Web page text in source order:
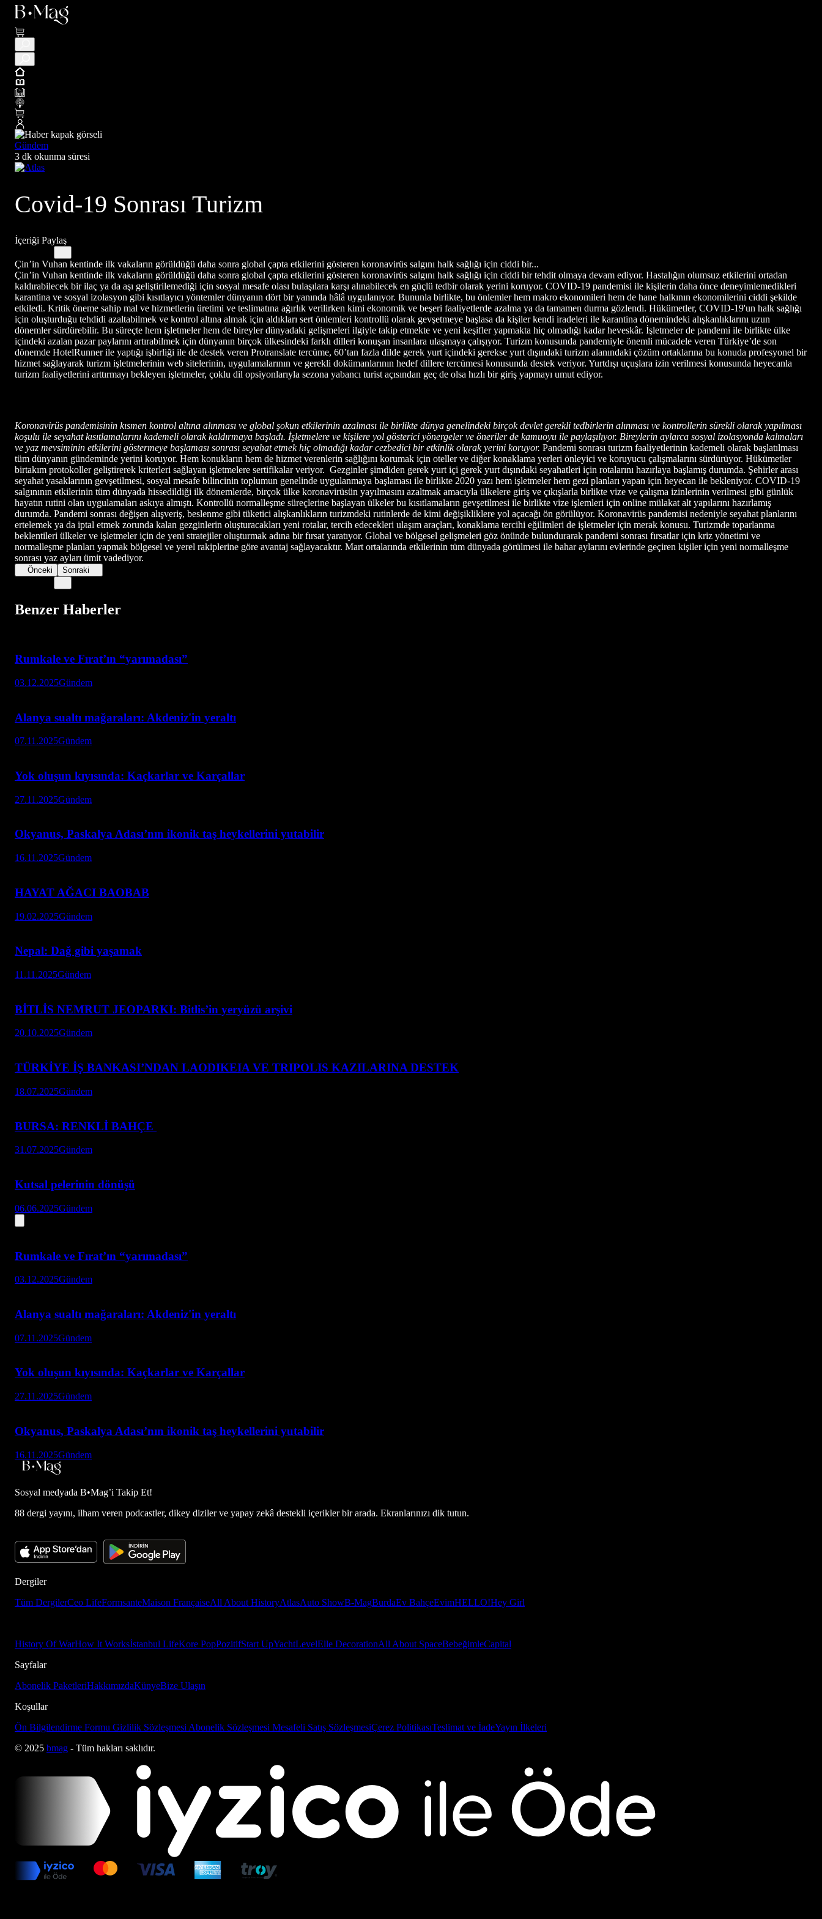
Gündem
3 dk okunma süresi
Covid-19 Sonrası Turizm
İçeriği Paylaş
Çin’in Vuhan kentinde ilk vakaların görüldüğü daha sonra global çapta etkilerini gösteren koronavirüs salgını halk sağlığı için ciddi bir...
Çin’in Vuhan kentinde ilk vakaların görüldüğü daha sonra global çapta etkilerini gösteren koronavirüs salgını halk sağlığı için ciddi bir tehdit olmaya devam ediyor. Hastalığın olumsuz etkilerini ortadan
kaldırabilecek bir ilaç ya da aşı geliştirilemediği için sosyal mesafe olası bulaşılara karşı alınabilecek en güçlü tedbir olarak yerini koruyor. COVID-19 pandemisi ile kişilerin daha önce deneyimlemedikleri
karantina ve sosyal izolasyon gibi kısıtlayıcı yöntemler dünyanın dört bir yanında hâlâ uygulanıyor. Bununla birlikte, bu önlemler hem makro ekonomileri hem de hane halkının ekonomilerini ciddi şekilde
etkiledi. Kritik öneme sahip mal ve hizmetlerin üretimi ve teslimatına ağırlık verilirken kimi ekonomik ve beşeri faaliyetlerde azalma ya da tamamen durma gözlendi. Hükümetler, COVID-19'un halk sağlığı
için oluşturduğu tehdidi azaltabilmek ve kontrol altına almak için aldıkları sert önlemleri kontrollü olarak gevşetmeye başlasa da kişiler kendi iradeleri ile karantina dönemindeki alışkanlıklarını uzun
dönemler sürdürebilir. Bu süreçte hem işletmeler hem de bireyler dünyadaki gelişmeleri ilgiyle takip etmekte ve yeni keşifler yapmakta hiç olmadığı kadar heveskâr. İşletmeler de pandemi ile birlikte ülke
içindeki azalan pazar paylarını artırabilmek için dünyanın birçok ülkesindeki farklı dilleri konuşan insanlara ulaşmaya çalışıyor. Turizm konusunda pandemiyle önemli mücadele veren Türkiye’de son
dönemde HotelRunner ile yaptığı işbirliği ile de destek veren Protranslate tercüme, 60’tan fazla dilde gerek yurt içindeki gerekse yurt dışındaki turizm alanındaki çözüm ortaklarına bu konuda profesyonel bir
hizmet sağlayarak turizm işletmelerinin web sitelerinin, uygulamalarının ve gerekli dokümanlarının hedef dillere tercümesi konusunda destek veriyor. Yurtdışı uçuşlara izin verilmesi konusunda heyecanla
turizm faaliyetlerini arttırmayı bekleyen işletmeler, çoklu dil opsiyonlarıyla sezona yabancı turist açısından geç de olsa hızlı bir giriş yapmayı umut ediyor.
Koronavirüs pandemisinin kısmen kontrol altına alınması ve global şokun etkilerinin azalması ile birlikte dünya genelindeki birçok devlet gerekli tedbirlerin alınması ve kontrollerin sürekli olarak yapılması
koşulu ile seyahat kısıtlamalarını kademeli olarak kaldırmaya başladı. İşletmelere ve kişilere yol gösterici yönergeler ve öneriler de kamuoyu ile paylaşılıyor. Bireylerin aylarca sosyal izolasyonda kalmaları
ve yaz mevsiminin etkilerini göstermeye başlaması sonrası seyahat etmek hiç olmadığı kadar cezbedici bir etkinlik olarak yerini koruyor. Pandemi sonrası turizm faaliyetlerinin kademeli olarak başlatılması
tüm dünyanın gündeminde yerini koruyor. Hem konukların hem de hizmet verenlerin sağlığını korumak için oteller ve diğer konaklama yerleri önleyici ve koruyucu çalışmalarını sürdürüyor. Hükümetler
birtakım protokoller geliştirerek kriterleri sağlayan işletmelere sertifikalar veriyor. Gezginler şimdiden gerek yurt içi gerek yurt dışındaki seyahatleri için rotalarını hazırlaya başlamış durumda. Şehirler arası
seyahat yasaklarının gevşetilmesi, sosyal mesafe bilincinin toplumun genelinde uygulanmaya başlaması ile birlikte 2020 yazı hem işletmeler hem gezi planları yapan için heyecan ile bekleniyor. COVID-19
salgınının etkilerinin tüm dünyada hissedildiği ilk dönemlerde, birçok ülke koronavirüsün yayılmasını azaltmak amacıyla ülkelere giriş ve çıkışlarla birlikte vize ve çalışma izinlerinin verilmesi gibi günlük
hayatın rutini olan uygulamaları askıya almıştı. Kontrollü normalleşme süreçlerine başlayan ülkeler bu kısıtlamaların gevşetilmesi ile birlikte vize işlemleri için online mülakat alt yapılarını hazırlamış
durumda. Pandemi sonrası değişen alışveriş, beslenme gibi tüketici alışkanlıkların turizmdeki rutinlerde de kimi değişikliklere yol açacağı ön görülüyor. Koronavirüs pandemisi nedeniyle seyahat planlarını
ertelemek ya da iptal etmek zorunda kalan gezginlerin oluşturacakları yeni rotalar, tercih edecekleri ulaşım araçları, konaklama tercihi eğilimleri de işletmeler için merak konusu. Turizmde toparlanma
beklentileri ülkeler ve işletmeler için de yeni stratejiler oluşturmak adına bir fırsat yaratıyor. Global ve bölgesel gelişmeleri göz önünde bulundurarak pandemi sonrası fırsatlar için kriz yönetimi ve
normalleşme planları yapmak bölgesel ve yerel rakiplerine göre avantaj sağlayacaktır. Mart ortalarında etkilerinin tüm dünyada görülmesi ile bahar aylarını evlerinde geçiren kişiler için yeni normalleşme
sonrası yaz ayları ümit vadediyor.
Önceki Sonraki
Benzer Haberler
Rumkale ve Fırat’ın “yarımadası”
03.12.2025Gündem
Alanya sualtı mağaraları: Akdeniz'in yeraltı
07.11.2025Gündem
Yok oluşun kıyısında: Kaçkarlar ve Karçallar
27.11.2025Gündem
Okyanus, Paskalya Adası’nın ikonik taş heykellerini yutabilir
16.11.2025Gündem
HAYAT AĞACI BAOBAB
19.02.2025Gündem
Nepal: Dağ gibi yaşamak
11.11.2025Gündem
BİTLİS NEMRUT JEOPARKI: Bitlis’in yeryüzü arşivi
20.10.2025Gündem
TÜRKİYE İŞ BANKASI’NDAN LAODIKEIA VE TRIPOLIS KAZILARINA DESTEK
18.07.2025Gündem
BURSA: RENKLİ BAHÇE
31.07.2025Gündem
Kutsal pelerinin dönüşü
06.06.2025Gündem
Rumkale ve Fırat’ın “yarımadası”
03.12.2025Gündem
Alanya sualtı mağaraları: Akdeniz'in yeraltı
07.11.2025Gündem
Yok oluşun kıyısında: Kaçkarlar ve Karçallar
27.11.2025Gündem
Okyanus, Paskalya Adası’nın ikonik taş heykellerini yutabilir
16.11.2025Gündem
Sosyal medyada B•Mag’i Takip Et!
88 dergi yayını, ilham veren podcastler, dikey diziler ve yapay zekâ destekli içerikler bir arada. Ekranlarınızı dik tutun.
Dergiler
Tüm DergilerCeo LifeFormsanteMaison FrançaiseAll About HistoryAtlasAuto ShowB-MagBurdaEv BahçeEvimHELLO!Hey Girl
History Of WarHow It Worksİstanbul LifeKore PopPozitifStart UpYachtLevelElle DecorationAll About SpaceBebeğimleCapital
Sayfalar
Abonelik PaketleriHakkımızdaKünyeBize Ulaşın
Koşullar
Ön Bilgilendirme Formu Gizlilik Sözleşmesi Abonelik Sözleşmesi Mesafeli Satış SözleşmesiÇerez PolitikasıTeslimat ve İadeYayın İlkeleri
© 2025 bmag - Tüm hakları saklıdır.